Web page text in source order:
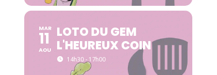
MAR
11
AOU
LOTO DU GEM
L'HEUREUX COIN
14h30 - 17h00